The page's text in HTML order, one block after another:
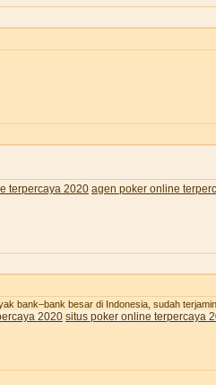
terpercaya 2020 agen poker online
bank–bank besar di Indonesia, sudah
2020 situs poker online terpercaya